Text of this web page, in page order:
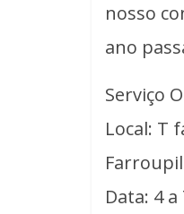
nosso
ano
Serviço
Local: T
Data: 4